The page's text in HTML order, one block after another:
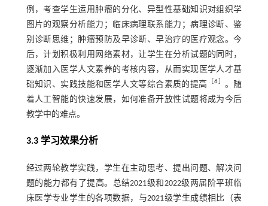
例，考查学生运用肿瘤的分化、异型性基础知识对组织学
图片的观察分析能力；临床病理联系能力；病理诊断、鉴
别诊断思维；肿瘤预防及早诊断、早治疗的医疗观念。今
后，计划积极利用网络素材，让学生在分析试题的同时，
逐渐加入医学人文素养的考核内容，从而实现医学人才基
础知识、实践技能和医学人文等综合素质的提高
［6］ 。随
着人工智能的快速发展，如何准备开放性试题将成为今后
教学中的难点。
3.3 学习效果分析
经过两轮教学实践，学生在主动思考、提出问题、解决问
题的能力都有了提高。总结2021级和2022级两届阶平班临
床医学专业学生的各项数据，与2021级学生成绩相比（表